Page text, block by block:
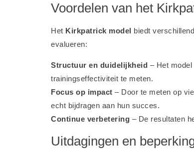
Voordelen van het
Het Kirkpatrick model biedt
evalueren:
Structuur en duidelijkheid – Het
trainingseffectiviteit te meten.
Focus op impact – Door te meten op
echt bijdragen aan hun succes.
Continue verbetering – De resultaten
Uitdagingen en